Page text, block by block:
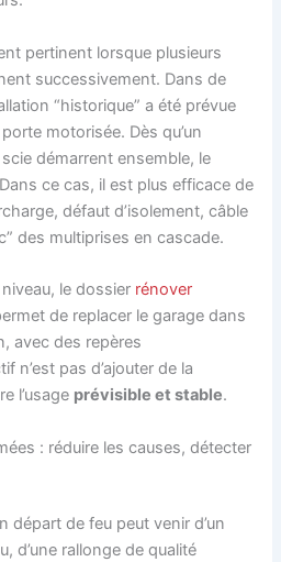
pertinent lorsque plusieurs
successivement. Dans de
“historique” a été prévue
motorisée. Dès qu’un
démarrent ensemble, le
ce cas, il est plus efficace de
défaut d’isolement, câble
des multiprises en cascade.
le dossier rénover
de replacer le garage dans
avec des repères
n’est pas d’ajouter de la
l’usage prévisible et stable.
: réduire les causes, détecter
départ de feu peut venir d’un
d’une rallonge de qualité